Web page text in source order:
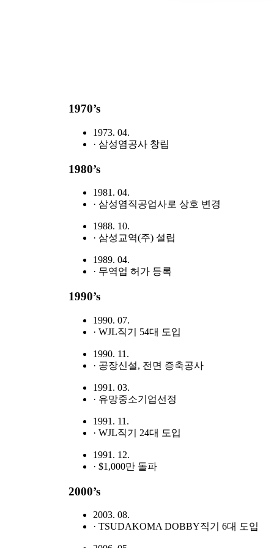
1970’s
1973. 04.
· 삼성염공사 창립
1980’s
1981. 04.
· 삼성염직공업사로 상호 변경
1988. 10.
· 삼성교역(주) 설립
1989. 04.
· 무역업 허가 등록
1990’s
1990. 07.
· WJL직기 54대 도입
1990. 11.
· 공장신설, 전면 증축공사
1991. 03.
· 유망중소기업선정
1991. 11.
· WJL직기 24대 도입
1991. 12.
· $1,000만 돌파
2000’s
2003. 08.
· TSUDAKOMA DOBBY직기 6대 도입